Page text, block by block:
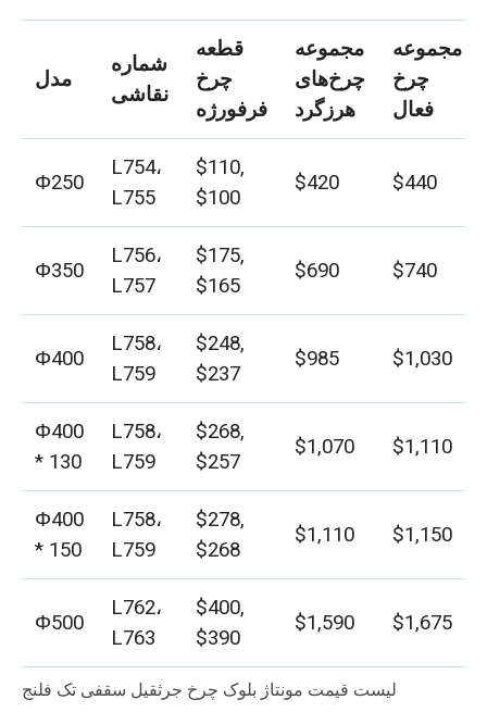
مدل
شماره
نقاشی
قطعه
چرخ
فرفورژه
مجموعه
چرخ‌های
هرزگرد
مجموعه
چرخ
فعال
Φ250
L754،
L755
$110,
$100
$420 $440
Φ350
L756،
L757
$175,
$165
$690 $740
Φ400
L758،
L759
$248,
$237
$985 $1,030
Φ400
* 130
L758،
L759
$268,
$257
$1,070 $1,110
Φ400
* 150
L758،
L759
$278,
$268
$1,110 $1,150
Φ500
L762،
L763
$400,
$390
$1,590 $1,675
لیست قیمت مونتاژ بلوک چرخ جرثقیل سقفی تک فلنج